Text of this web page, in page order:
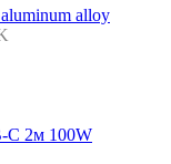
alloy